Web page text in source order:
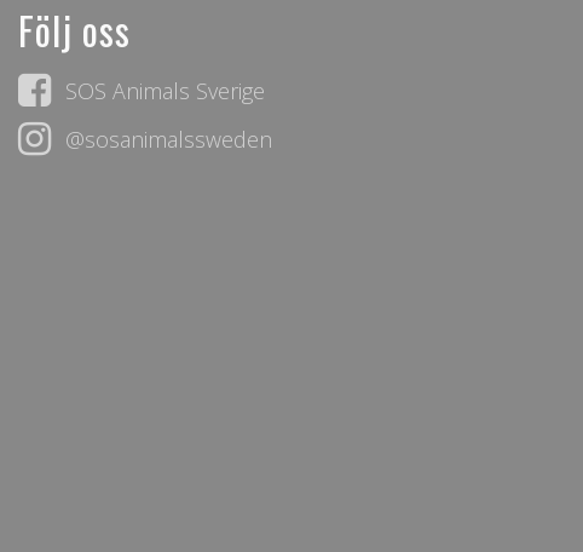
Följ oss
SOS Animals Sverige
@sosanimalssweden